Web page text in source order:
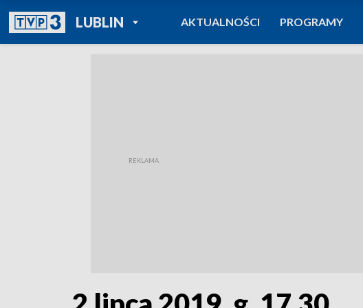
LUBLINPOWRÓT DO
TVP REGIONY
AKTUALNOŚCI PROGRAMY